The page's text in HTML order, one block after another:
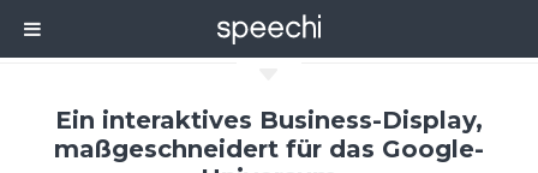
Ein interaktives Business-Display,
maßgeschneidert für das Google-